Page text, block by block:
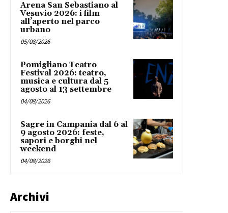
Arena San Sebastiano al
Vesuvio 2026: i film
all’aperto nel parco
urbano
05/08/2026
Pomigliano Teatro
Festival 2026: teatro,
musica e cultura dal 5
agosto al 13 settembre
04/08/2026
Sagre in Campania dal 6 al
9 agosto 2026: feste,
sapori e borghi nel
weekend
04/08/2026
Archivi